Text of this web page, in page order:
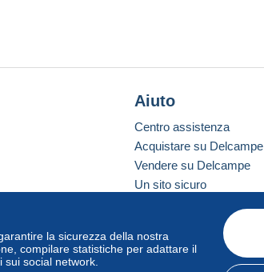
la sicurezza della nostra
compilare statistiche per adattare il
social network.
Aiuto
Centro assistenza
Acquistare su Delcampe
Vendere su Delcampe
Un sito sicuro